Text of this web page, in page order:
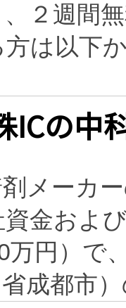
２週間
は以下
ICの中
メーカ
金およ
万円）で
成都市